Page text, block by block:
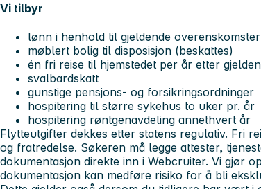
Vi tilbyr
lønn i henhold til gjeldende overenskomster
møblert bolig til disposisjon (beskattes)
én fri reise til hjemstedet per år etter
svalbardskatt
gunstige pensjons- og forsikringsordninger
hospitering til større sykehus to uker pr. år
hospitering røntgenavdeling annethvert år
Flytteutgifter dekkes etter statens regulativ. Fri
og fratredelse. Søkeren må legge attester,
dokumentasjon direkte inn i Webcruiter. Vi gjør
dokumentasjon kan medføre risiko for å bli